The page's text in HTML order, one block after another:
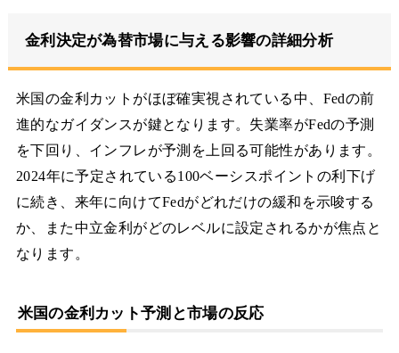
金利決定が為替市場に与える影響の詳細分析
米国の金利カットがほぼ確実視されている中、Fedの前
進的なガイダンスが鍵となります。失業率がFedの予測
を下回り、インフレが予測を上回る可能性があります。
2024年に予定されている100ベーシスポイントの利下げ
に続き、来年に向けてFedがどれだけの緩和を示唆する
か、また中立金利がどのレベルに設定されるかが焦点と
なります。
米国の金利カット予測と市場の反応